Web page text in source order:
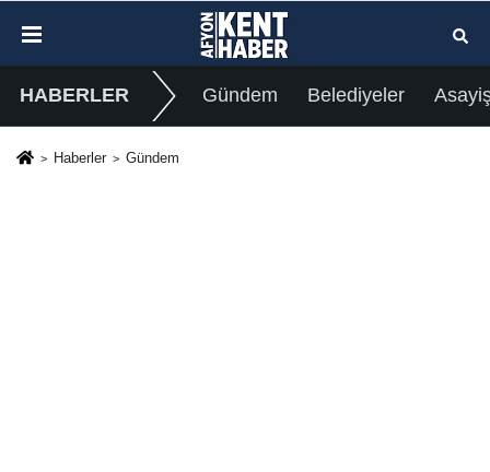
HABERLER Gündem Belediyeler
Haberler Gündem